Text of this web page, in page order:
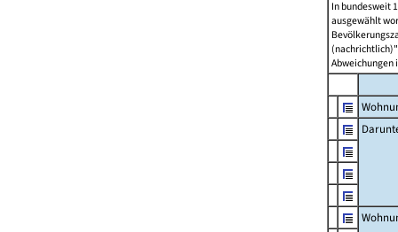
In bundesweit
ausgewählt
Abweichungen